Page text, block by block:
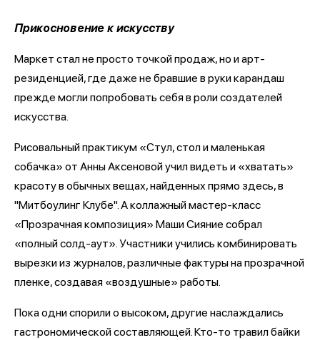
Прикосновение к искусству
Маркет стал не просто точкой продаж, но и арт-
резиденцией, где даже не бравшие в руки карандаш
прежде могли попробовать себя в роли создателей
искусства.
Рисовальный практикум «Стул, стол и маленькая
собачка» от Анны Аксеновой учил видеть и «хватать»
красоту в обычных вещах, найденных прямо здесь, в
"Митбоулинг Клубе". А коллажный мастер-класс
«Прозрачная композиция» Маши Сияние собрал
«полный солд-аут». Участники учились комбинировать
вырезки из журналов, различные фактуры на прозрачной
пленке, создавая «воздушные» работы.
Пока одни спорили о высоком, другие наслаждались
гастрономической составляющей. Кто-то травил байки